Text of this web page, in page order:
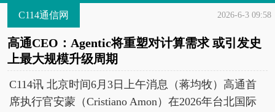
C114通信网 2026-6-3 09:58
高通CEO：Agentic将重塑对计算需求 或引发史
上最大规模升级周期
C114讯 北京时间6月3日上午消息（蒋均牧）高通首
席执行官安蒙（Cristiano Amon）在2026年台北国际